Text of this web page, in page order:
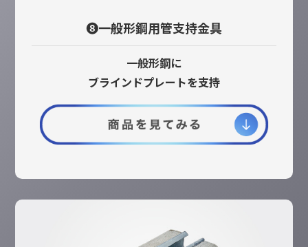
❽一般形鋼用管支持金具
一般形鋼に
ブラインドプレートを支持